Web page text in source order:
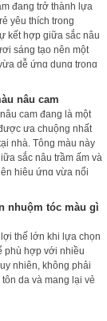
đang trở thành lựa
yêu thích trong
kết hợp giữa sắc nâu
sáng tạo nên một
dễ ứng dụng trong
nâu cam
cam đang là một
ưa chuộng nhất
nhà. Tông màu này
sắc nâu trầm ấm và
hiệu ứng vừa nổi
nhuộm tóc màu gì
thế lớn khi lựa chọn
phù hợp với nhiều
nhiên, không phải
da và mang lại vẻ